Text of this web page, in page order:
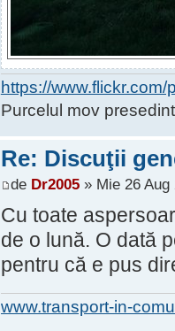
https://
Purcelul mov
Re: Discuţii
de Dr2005» Mie 26 Aug
Cu toate
de o lună. O dată
pentru că e pus
www.transport-in-